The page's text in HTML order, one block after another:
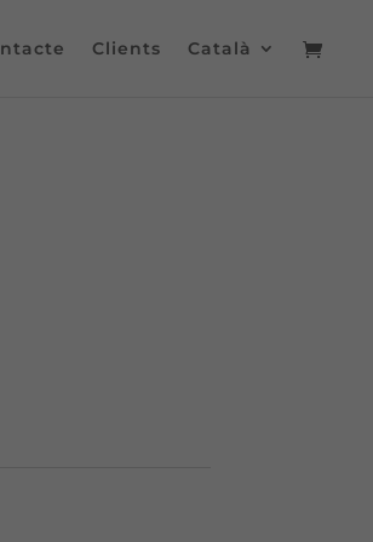
Clients Català